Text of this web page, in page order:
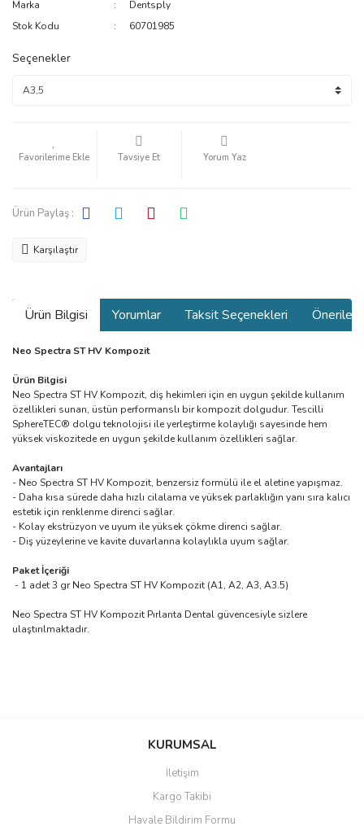
Marka
Dentsply
Stok Kodu
60701985
Seçenekler
Tavsiye Et Yorum Yaz
Ürün Paylaş :
Karşılaştır
Ürün Bilgisi Yorumlar Taksit Seçenekleri
Neo Spectra ST HV Kompozit
Ürün Bilgisi
Neo Spectra ST HV Kompozit, diş hekimleri için en uygun şekilde kullanım
özellikleri sunan, üstün performanslı bir kompozit dolgudur. Tescilli
SphereTEC® dolgu teknolojisi ile yerleştirme kolaylığı sayesinde hem
yüksek viskozitede en uygun şekilde kullanım özellikleri sağlar.
Avantajları
- Neo Spectra ST HV Kompozit, benzersiz formülü ile el aletine yapışmaz.
- Daha kısa sürede daha hızlı cilalama ve yüksek parlaklığın yanı sıra kalıcı
estetik için renklenme direnci sağlar.
- Kolay ekstrüzyon ve uyum ile yüksek çökme direnci sağlar.
- Diş yüzeylerine ve kavite duvarlarına kolaylıkla uyum sağlar.
Paket İçeriği
- 1 adet 3 gr Neo Spectra ST HV Kompozit (A1, A2, A3, A3.5)
Neo Spectra ST HV Kompozit Pırlanta Dental güvencesiyle sizlere
ulaştırılmaktadır.
Bu ürüne ilk yorumu siz yapın!
Ürün resmi kalitesiz, bozuk veya görüntülenemiyor.
Ürün açıklamasında eksik bilgiler bulunuyor.
KURUMSAL
İletişim
Kargo Takibi
Havale Bildirim Formu